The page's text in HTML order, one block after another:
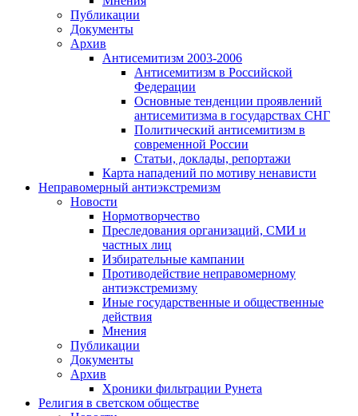
Публикации
Документы
Архив
Антисемитизм 2003-2006
Антисемитизм в Российской
Федерации
Основные тенденции проявлений
антисемитизма в государствах СНГ
Политический антисемитизм в
современной России
Статьи, доклады, репортажи
Карта нападений по мотиву ненависти
Неправомерный антиэкстремизм
Новости
Нормотворчество
Преследования организаций, СМИ и
частных лиц
Избирательные кампании
Противодействие неправомерному
антиэкстремизму
Иные государственные и общественные
действия
Мнения
Публикации
Документы
Архив
Хроники фильтрации Рунета
Религия в светском обществе